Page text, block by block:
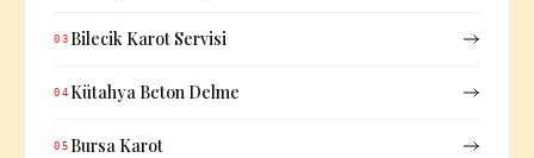
03 Bilecik Karot Servisi
04 Kütahya Beton Delme
05 Bursa Karot